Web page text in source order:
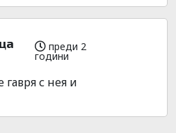
преди 2
години
гавря с нея и